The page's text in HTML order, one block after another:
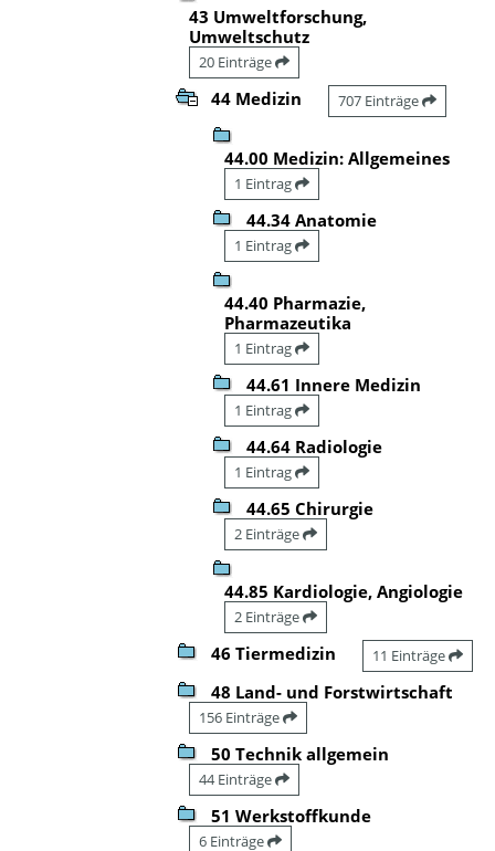
43 Umweltforschung,
Umweltschutz
20 Einträge
44 Medizin 707 Einträge
44.00 Medizin: Allgemeines
1 Eintrag
44.34 Anatomie
1 Eintrag
44.40 Pharmazie,
Pharmazeutika
1 Eintrag
44.61 Innere Medizin
1 Eintrag
44.64 Radiologie
1 Eintrag
44.65 Chirurgie
2 Einträge
44.85 Kardiologie, Angiologie
2 Einträge
46 Tiermedizin 11 Einträge
48 Land- und Forstwirtschaft
156 Einträge
50 Technik allgemein
44 Einträge
51 Werkstoffkunde
6 Einträge